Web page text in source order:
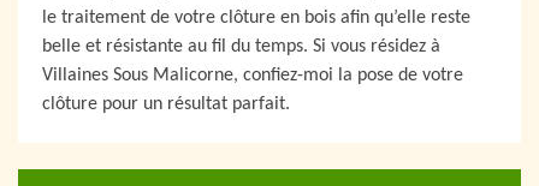
le traitement de votre clôture en bois afin qu’elle reste
belle et résistante au fil du temps. Si vous résidez à
Villaines Sous Malicorne, confiez-moi la pose de votre
clôture pour un résultat parfait.